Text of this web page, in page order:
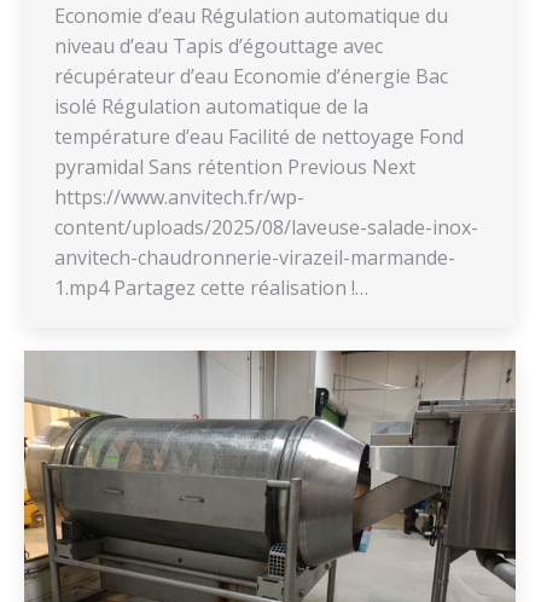
Economie d’eau Régulation automatique du
niveau d’eau Tapis d’égouttage avec
récupérateur d’eau Economie d’énergie Bac
isolé Régulation automatique de la
température d’eau Facilité de nettoyage Fond
pyramidal Sans rétention Previous Next
https://www.anvitech.fr/wp-
content/uploads/2025/08/laveuse-salade-inox-
anvitech-chaudronnerie-virazeil-marmande-
1.mp4 Partagez cette réalisation !…